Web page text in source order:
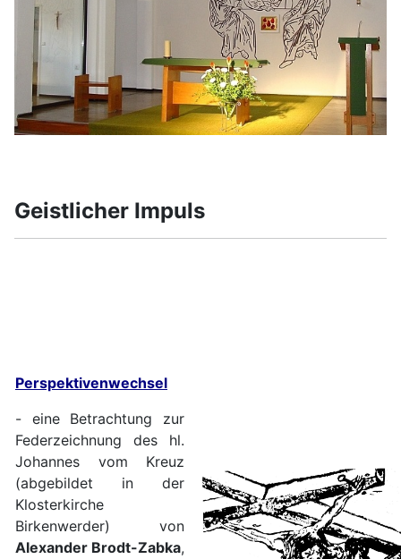
Geistlicher Impuls
Perspektivenwechsel
- eine Betrachtung zur
Federzeichnung des hl.
Johannes vom Kreuz
(abgebildet in der
Klosterkirche
Birkenwerder) von
Alexander Brodt-Zabka,